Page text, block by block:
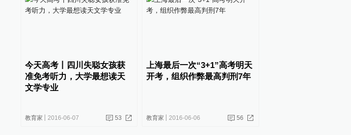
今天高考丨四川失聪女孩获
准免考听力，大学最想读天
文学专业
教育家 2016-06-07 53
上海最后一次“3+1”高考明天
开考，组织作弊最高判刑7年
教育家 2016-06-06 56